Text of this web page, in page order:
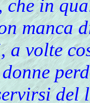
in
manca
a volte
del